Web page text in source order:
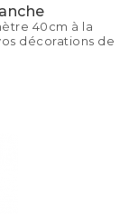
40cm à la
décorations de